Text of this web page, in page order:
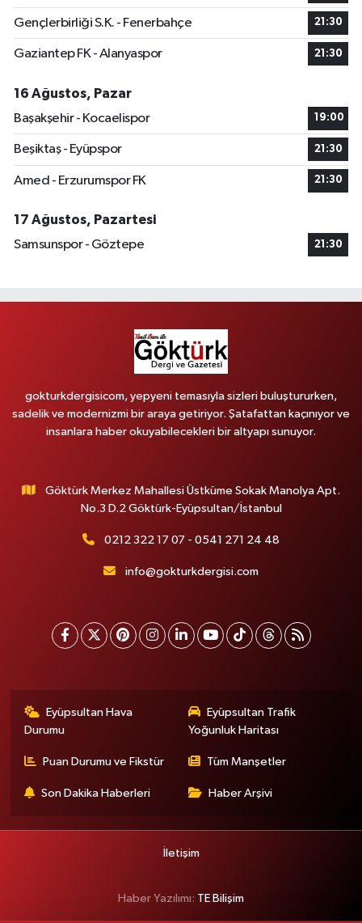
Gençlerbirliği S.K. - Fenerbahçe 21:30
Gaziantep FK - Alanyaspor 21:30
16 Ağustos, Pazar
Başakşehir - Kocaelispor
19:00
Beşiktaş - Eyüpspor 21:30
Amed - Erzurumspor FK 21:30
17 Ağustos, Pazartesi
Samsunspor - Göztepe
21:30
gokturkdergisicom, yepyeni temasıyla sizleri buluştururken,
sadelik ve modernizmi bir araya getiriyor. Şatafattan kaçınıyor ve
insanlara haber okuyabilecekleri bir altyapı sunuyor.
Göktürk Merkez Mahallesi Üstküme Sokak Manolya Apt.
No.3 D.2 Göktürk-Eyüpsultan/İstanbul
0212 322 17 07 - 0541 271 24 48
info@gokturkdergisi.com
Eyüpsultan Hava
Durumu
Eyüpsultan Trafik
Yoğunluk Haritası
Puan Durumu ve Fikstür Tüm Manşetler
Son Dakika Haberleri Haber Arşivi
İletişim
Haber Yazılımı: TE Bilişim